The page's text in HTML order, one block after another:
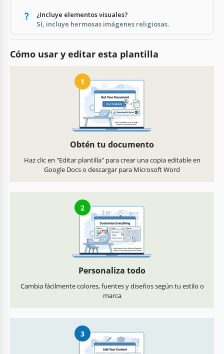
¿Incluye elementos visuales?
Sí, incluye hermosas imágenes religiosas.
Cómo usar y editar esta plantilla
1
Obtén tu documento
Haz clic en "Editar plantilla" para crear una copia editable en
Google Docs o descargar para Microsoft Word
2
Personaliza todo
Cambia fácilmente colores, fuentes y diseños según tu estilo o
marca
3